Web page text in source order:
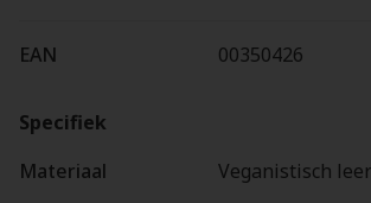
EAN 00350426
Specifiek
Materiaal
Veganistisch leer